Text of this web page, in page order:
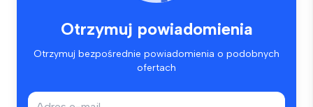
Otrzymuj powiadomienia
Otrzymuj bezpośrednie powiadomienia o podobnych
ofertach